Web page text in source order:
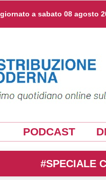
a sabato 08 agosto
PODCAST
#SPECIALE